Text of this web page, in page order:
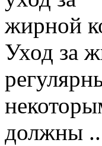
Уход за
должны